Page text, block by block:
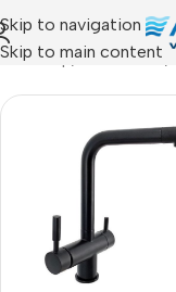
Skip to navigation
Skip to main content
Kezdőlap/Termékeink